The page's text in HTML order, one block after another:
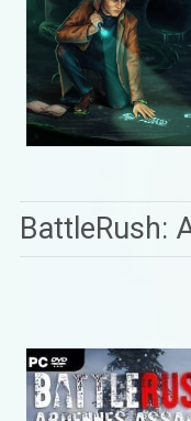
BattleRush: